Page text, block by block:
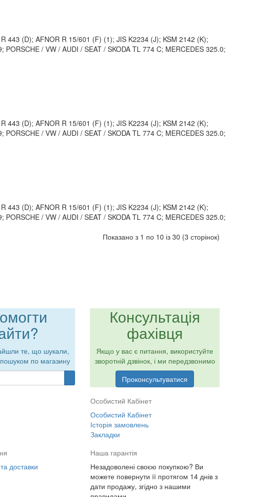
443 (D); AFNOR R 15/601 (F) (1); JIS K2234 (J); KSM 2142 (K);
/ VW / AUDI / SEAT / SKODA TL 774 C; MERCEDES 325.0;
443 (D); AFNOR R 15/601 (F) (1); JIS K2234 (J); KSM 2142 (K);
/ VW / AUDI / SEAT / SKODA TL 774 C; MERCEDES 325.0;
443 (D); AFNOR R 15/601 (F) (1); JIS K2234 (J); KSM 2142 (K);
/ VW / AUDI / SEAT / SKODA TL 774 C; MERCEDES 325.0;
Показано з 1 по 10 із 30 (3 сторінок)
те, що шукали,
по магазину
Консультація
фахівця
Якщо у вас є питання, використуйте
зворотній дзвінок, і ми передзвонимо
Проконсультуватися
Особистий Кабінет
Особистий Кабінет
Історія замовлень
Закладки
доставки
Наша гарантія
Незадоволені своєю покупкою? Ви
можете повернути її протягом 14 днів з
дати продажу, згідно з нашими